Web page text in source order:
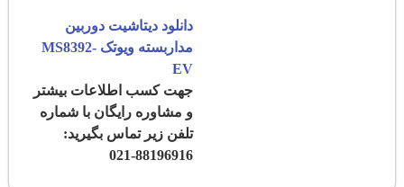
دانلود دیتاشیت دوربین
مداربسته ویوتک MS8392-
EV
جهت کسب اطلاعات بیشتر
و مشاوره رایگان با شماره
تلفن زیر تماس بگیرید:
021-88196916